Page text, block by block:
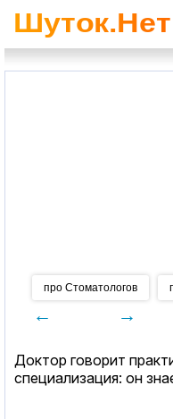
про Стоматологов
← →
Доктор говорит
специализация: он